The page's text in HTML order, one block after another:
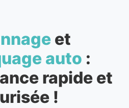
et
auto :
rapide et
!